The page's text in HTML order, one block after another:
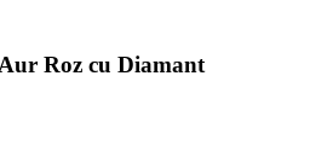
Roz cu Diamant